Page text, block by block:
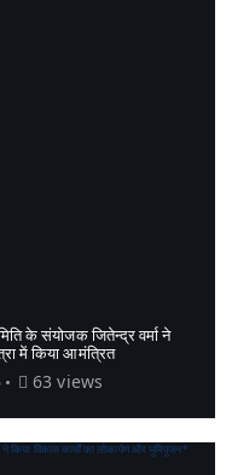
के संयोजक जितेन्द्र वर्मा ने
में किया आमंत्रित
63 views